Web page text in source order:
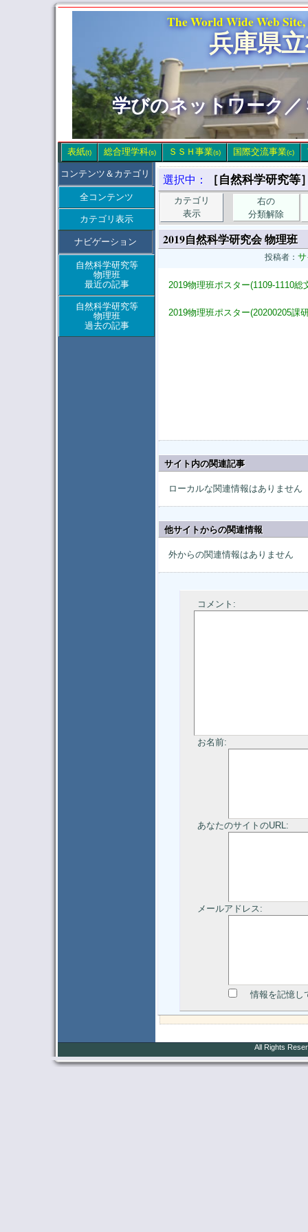
The World Wide Web
兵庫県
学びのネットワーク
表紙(t) 総合理学科(s) ＳＳＨ事業(s) 国際交流事業(c)
コンテンツ＆カテゴリ
全コンテンツ
カテゴリ表示
ナビゲーション
自然科学研究等
物理班
最近の記事
自然科学研究等
物理班
過去の記事
選択中： ［自然科学研究等
カテゴリ
表示
右の
分類解除
2019自然科学研究会 物理班
投稿者：
2019物理班ポスター(1109-1110総
2019物理班ポスター(20200205課
サイト内の関連記事
ローカルな関連情報はありません
他サイトからの関連情報
外からの関連情報はありません
コメント:
お名前:
あなたのサイトのURL:
メールアドレス:
情報を記憶し
All Rights